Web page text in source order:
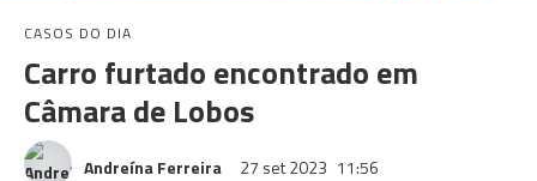
CASOS DO DIA
Carro furtado encontrado em
Câmara de Lobos
Andreína Ferreira 27 set 2023 11:56